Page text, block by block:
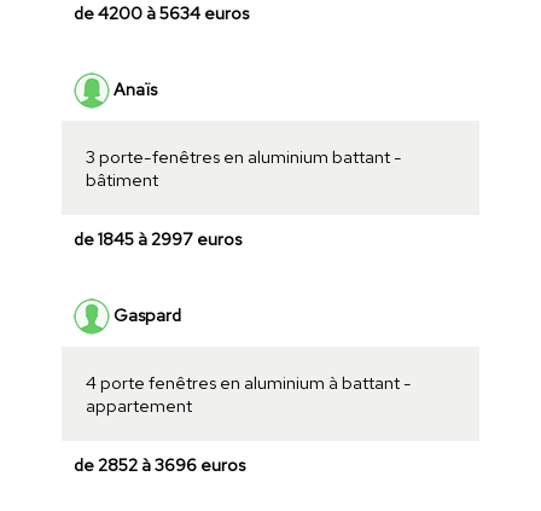
de 4200 à 5634 euros
Anaïs
3 porte-fenêtres en aluminium battant -
bâtiment
de 1845 à 2997 euros
Gaspard
4 porte fenêtres en aluminium à battant -
appartement
de 2852 à 3696 euros